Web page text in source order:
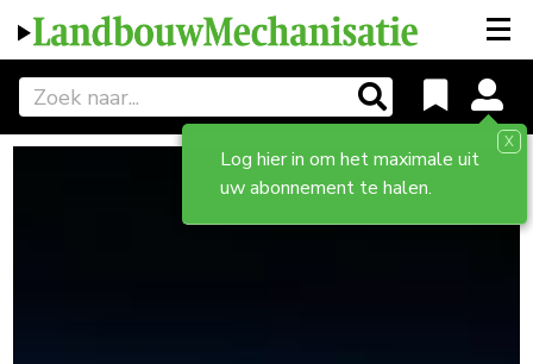
Log hier in om het maximale uit
uw abonnement te halen.
X